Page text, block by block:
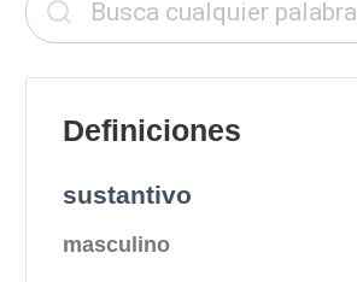
Definiciones
sustantivo
masculino